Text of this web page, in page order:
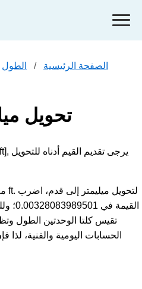
الصفحة الرئيسية الطول
تحويل
مثال ميليمتر [مم] إلى قدم [ft], يرجى تقديم القيم أدناه للتحويل
الحسابات اليومية والفنية، لذا